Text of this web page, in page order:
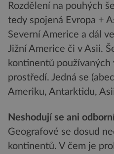
Rozdělení na pouhých
tedy spojená Evropa +
Severní Americe a dál
Jižní Americe či v Asii.
kontinentů používaných
prostředí. Jedná se
Ameriku, Antarktidu,
Neshodují se ani
Geografové se dosud
kontinentů. V čem je